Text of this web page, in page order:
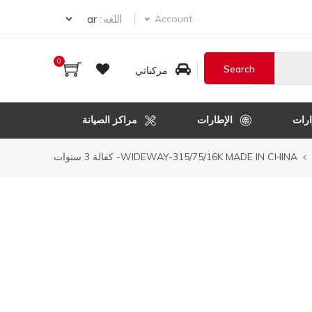
Account اللغه :
Select your language
مركباتي
0
الإطارات مراكز الصيانة
WIDEWAY-315/75/16K MADE IN CHINA- كفالة 3 سنوات